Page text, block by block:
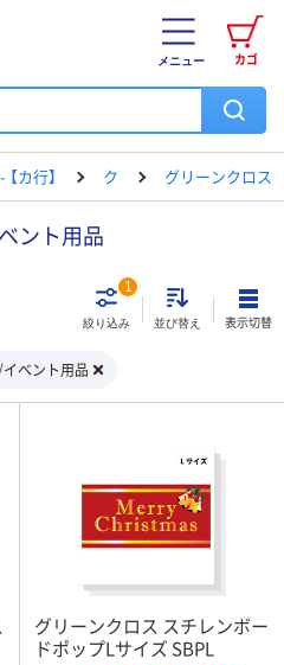
カゴ
メニュー
カ行】 ク グリーンクロス
ント用品
絞り込み
1
並び替え 表示切替
ベント用品
グリーンクロス スチレンボー
ドポップLサイズ SBPL